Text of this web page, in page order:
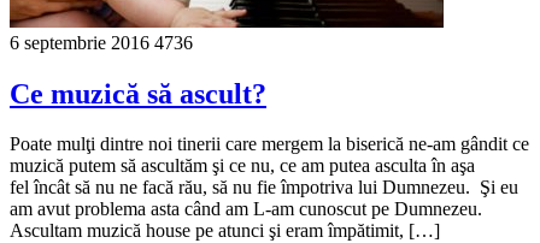
6 septembrie 2016 4736
Ce muzică să ascult?
Poate mulţi dintre noi tinerii care mergem la biserică ne-am gândit ce
muzică putem să ascultăm şi ce nu, ce am putea asculta în aşa
fel încât să nu ne facă rău, să nu fie împotriva lui Dumnezeu. Şi eu
am avut problema asta când am L-am cunoscut pe Dumnezeu.
Ascultam muzică house pe atunci şi eram împătimit, […]